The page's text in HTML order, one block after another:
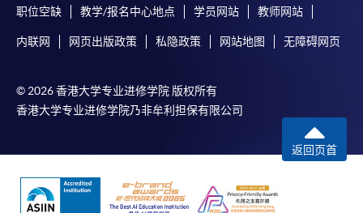
职位空缺 教学/报名中心地点 学员网站 教师网站
内联网 网页出版政策 私隐政策 网站地图 无障碍网页
© 2026 香港大学专业进修学院 版权所有
香港大学专业进修学院乃非牟利担保有限公司
返回页首